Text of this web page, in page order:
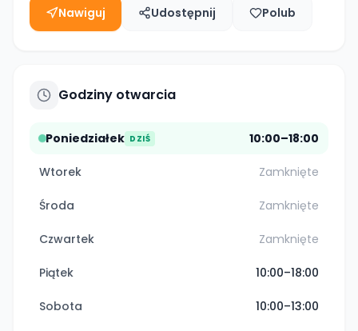
Nawiguj Udostępnij Polub
Godziny otwarcia
Poniedziałek DZIŚ 10:00–18:00
Wtorek Zamknięte
Środa Zamknięte
Czwartek Zamknięte
Piątek 10:00–18:00
Sobota 10:00–13:00